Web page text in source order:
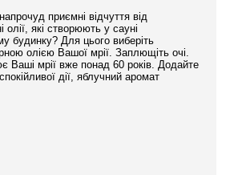
приємні відчуття від
які створюють у сауні
будинку? Для цього виберіть
олією Вашої мрії. Заплющіть очі.
Ваші мрії вже понад 60 років. Додайте
​​дії, яблучний аромат